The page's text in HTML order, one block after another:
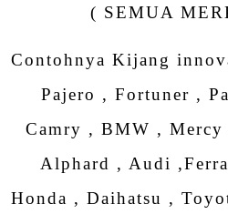
( SEMUA
Contohnya Kijang
Pajero , Fortuner ,
Camry , BMW ,
Alphard , Audi
Honda , Daihatsu ,